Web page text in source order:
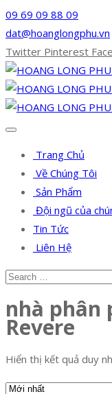
09 69 09 88 09
dat@hoanglongphu.vn
Twitter Pinterest
Trang Chủ
Về Chúng Tôi
Sản Phẩm
Đội ngũ của
Tin Tức
Liên Hệ
nhà phân
Revere
Hiển thị kết quả duy